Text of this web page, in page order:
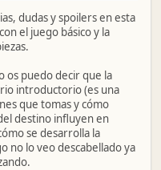
dudas y spoilers en esta
el juego básico y la
os puedo decir que la
introductorio (es una
que tomas y cómo
destino influyen en
se desarrolla la
no lo veo descabellado ya